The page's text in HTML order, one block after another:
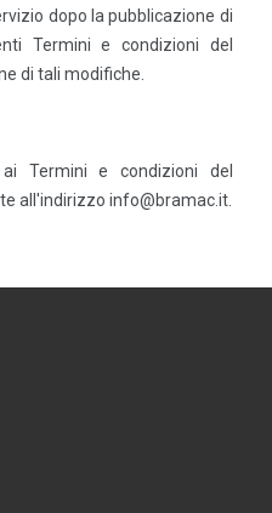
dopo la pubblicazione di
Termini e condizioni del
di tali modifiche.
Termini e condizioni del
all'indirizzo info@bramac.it.